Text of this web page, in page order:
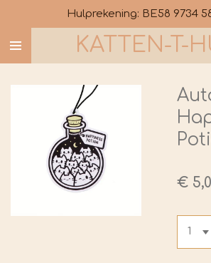
direct
naar
de
hoofdinhoud
KATTEN-T-
Hulprekening: BE58 9734
€